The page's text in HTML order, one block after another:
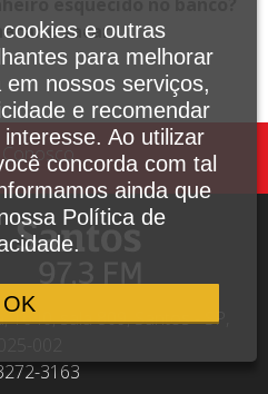
e sacar
1640, sala 809, Santos - SP,
3163
e outras
para melhorar
nossos serviços,
e recomendar
Ao utilizar
concorda com tal
ainda que
Política de
OK